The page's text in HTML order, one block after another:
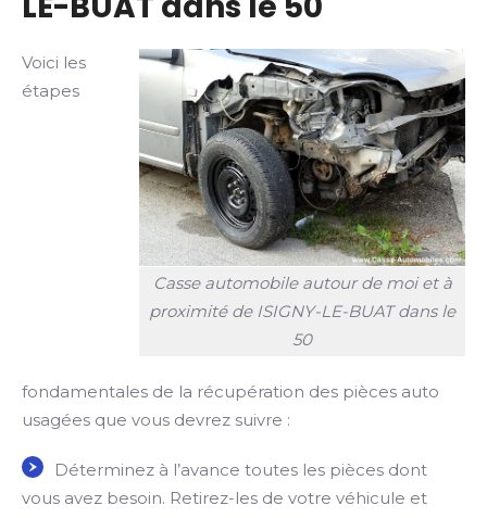
Casse automobile autour de moi et à
proximité de ISIGNY-LE-BUAT dans le
50
Voici les
étapes
fondamentales de la récupération des pièces auto
usagées que vous devrez suivre :
Déterminez à l’avance toutes les pièces dont
vous avez besoin. Retirez-les de votre véhicule et